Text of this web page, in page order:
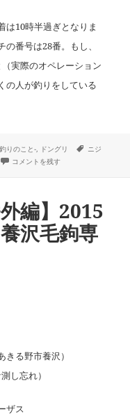
は10時半過ぎとなりま
番号は28番。もし、
実際のオペレーション
の人が釣りをしている
もうで
りのこと-, ドングリ
タ
ニジ
恒例の養沢もうで に
コメントを残す
編】2015
沢毛鉤専
きる野市養沢）
し忘れ）
ザス